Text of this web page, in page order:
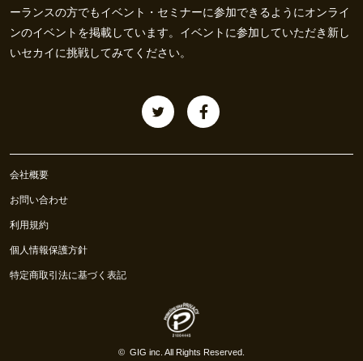
ーランスの方でもイベント・セミナーに参加できるようにオンライ
ンのイベントを掲載しています。イベントに参加していただき新し
いセカイに挑戦してみてください。
会社概要
お問い合わせ
利用規約
個人情報保護方針
特定商取引法に基づく表記
© GIG inc. All Rights Reserved.